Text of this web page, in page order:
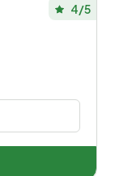
4/5